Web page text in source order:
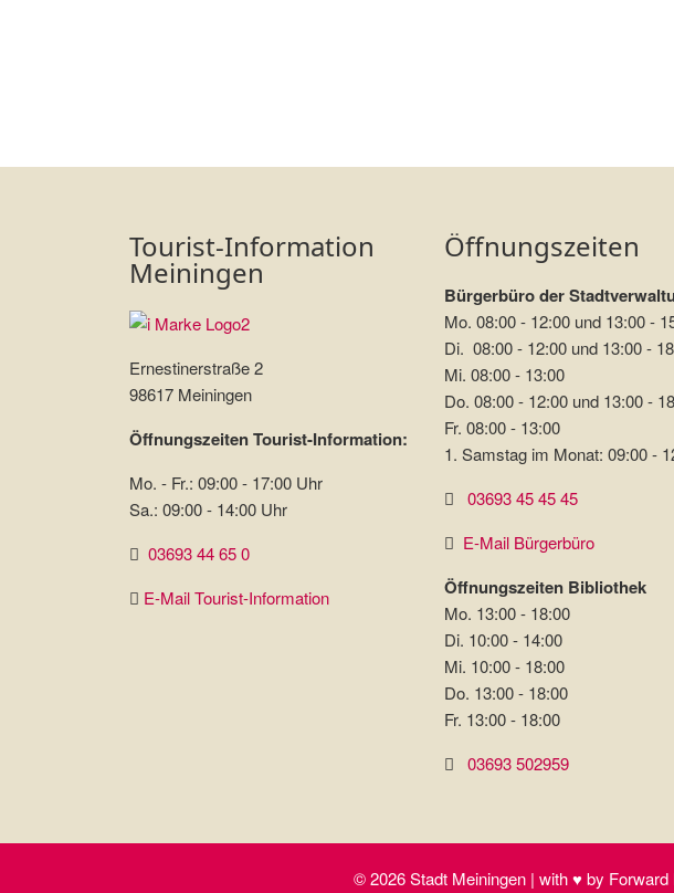
Tourist-Information
Meiningen
Ernestinerstraße 2
98617 Meiningen
Öffnungszeiten Tourist-Information:
Mo. - Fr.: 09:00 - 17:00 Uhr
Sa.: 09:00 - 14:00 Uhr
03693 44 65 0
E-Mail Tourist-Information
Öffnungszeiten
Bürgerbüro der
Mo. 08:00 - 12:00 und 13:00 -
Di. 08:00 - 12:00 und 13:00 -
Mi. 08:00 - 13:00
Do. 08:00 - 12:00 und 13:00 -
Fr. 08:00 - 13:00
1. Samstag im Monat: 09:00 -
03693 45 45 45
E-Mail Bürgerbüro
Öffnungszeiten Bibliothek
Mo. 13:00 - 18:00
Di. 10:00 - 14:00
Mi. 10:00 - 18:00
Do. 13:00 - 18:00
Fr. 13:00 - 18:00
03693 502959
© 2026 Stadt Meiningen | with ♥ by